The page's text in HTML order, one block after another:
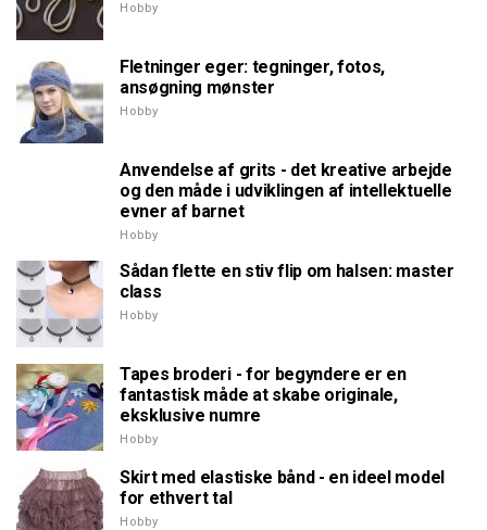
Hobby
Fletninger eger: tegninger, fotos,
ansøgning mønster
Hobby
Anvendelse af grits - det kreative arbejde
og den måde i udviklingen af intellektuelle
evner af barnet
Hobby
Sådan flette en stiv flip om halsen: master
class
Hobby
Tapes broderi - for begyndere er en
fantastisk måde at skabe originale,
eksklusive numre
Hobby
Skirt med elastiske bånd - en ideel model
for ethvert tal
Hobby